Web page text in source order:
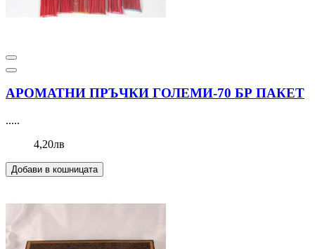
АРОМАТНИ ПРЪЧКИ ГОЛЕМИ-70 БР ПАКЕТ
.....
4,20лв
Добави в кошницата